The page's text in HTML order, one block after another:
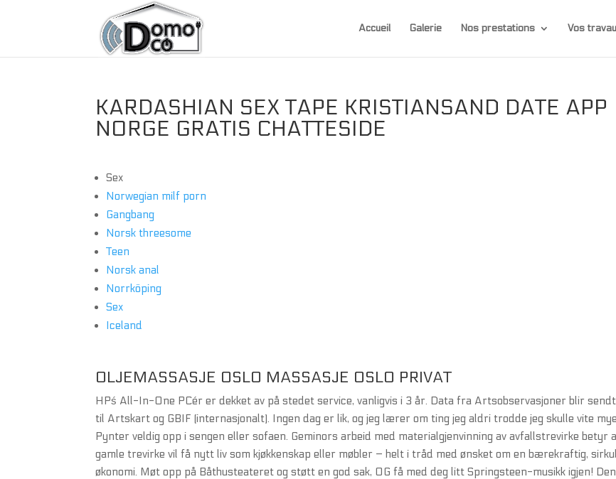
Accueil Galerie Nos prestations Vos
KARDASHIAN SEX TAPE KRISTIANSAND DATE APP
NORGE GRATIS CHATTESIDE
Sex
Norwegian milf porn
Gangbang
Norsk threesome
Teen
Norsk anal
Norrköping
Sex
Iceland
OLJEMASSASJE OSLO MASSASJE OSLO PRIVAT
HPś All-In-One PCér er dekket av på stedet service, vanligvis i 3 år. Data fra Artsobservasjoner blir
til Artskart og GBIF (internasjonalt). Ingen dag er lik, og jeg lærer om ting jeg aldri trodde jeg skulle vite
Pynter veldig opp i sengen eller sofaen. Geminors arbeid med materialgjenvinning av avfallstrevirke betyr
gamle trevirke vil få nytt liv som kjøkkenskap eller møbler – helt i tråd med ønsket om en bærekraftig,
økonomi. Møt opp på Båthusteateret og støtt en god sak, OG få med deg litt Springsteen-musikk igjen!